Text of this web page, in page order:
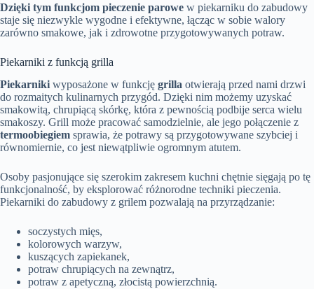
Dzięki tym funkcjom pieczenie parowe w piekarniku do zabudowy
staje się niezwykle wygodne i efektywne, łącząc w sobie walory
zarówno smakowe, jak i zdrowotne przygotowywanych potraw.
Piekarniki z funkcją grilla
Piekarniki wyposażone w funkcję grilla otwierają przed nami drzwi
do rozmaitych kulinarnych przygód. Dzięki nim możemy uzyskać
smakowitą, chrupiącą skórkę, która z pewnością podbije serca wielu
smakoszy. Grill może pracować samodzielnie, ale jego połączenie z
termoobiegiem sprawia, że potrawy są przygotowywane szybciej i
równomiernie, co jest niewątpliwie ogromnym atutem.
Osoby pasjonujące się szerokim zakresem kuchni chętnie sięgają po tę
funkcjonalność, by eksplorować różnorodne techniki pieczenia.
Piekarniki do zabudowy z grilem pozwalają na przyrządzanie:
soczystych mięs,
kolorowych warzyw,
kuszących zapiekanek,
potraw chrupiących na zewnątrz,
potraw z apetyczną, złocistą powierzchnią.